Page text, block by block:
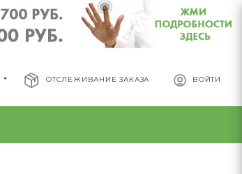
ОТСЛЕЖИВАНИЕ ЗАКАЗА ВОЙТИ